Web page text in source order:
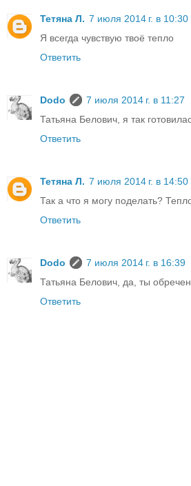
Тетяна Л. 7 июля 2014 г. в 10:30
Я всегда чувствую твоё тепло
Ответить
Dodo
7 июля 2014 г. в 11:27
Татьяна Белович, я так
Ответить
Тетяна Л. 7 июля 2014 г. в 14:50
Так а что я могу поделать?
Ответить
Dodo
7 июля 2014 г. в 16:39
Татьяна Белович, да, ты
Ответить